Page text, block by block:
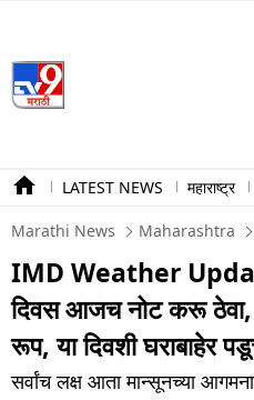
LATEST NEWS महाराष्ट्र
Marathi News Maharashtra
IMD Weather
दिवस आजच नोट करू ठेवा,
रूप, या दिवशी घराबाहेर
सर्वांच लक्ष आता मान्सूनच्या